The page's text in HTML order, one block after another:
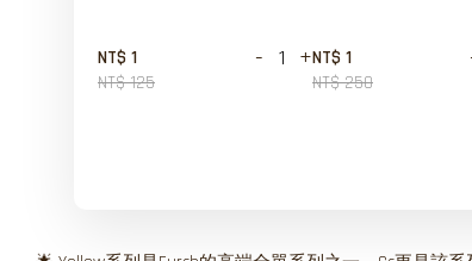
NT$ 1
NT$ 125
- +NT$ 1
NT$ 250